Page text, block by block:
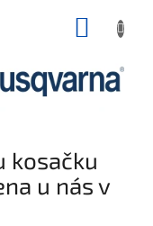
kosačku
u nás v